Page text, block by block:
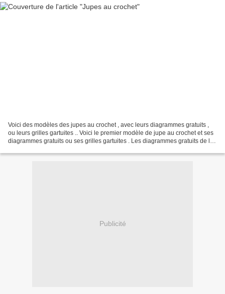
Voici des modèles des jupes au crochet , avec leurs diagrammes gratuits ,
ou leurs grilles gartuites .. Voici le premier modèle de jupe au crochet et ses
diagrammes gratuits ou ses grilles gartuites . Les diagrammes gratuits de la
Publicité